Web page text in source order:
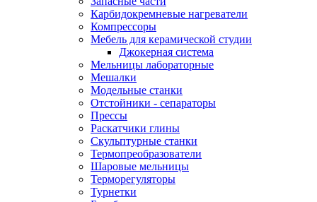
Карбидокремневые нагреватели
Компрессоры
Мебель для керамической студии
Джокерная система
Мельницы лабораторные
Мешалки
Модельные станки
Отстойники - сепараторы
Прессы
Раскатчики глины
Скульптурные станки
Термопреобразователи
Шаровые мельницы
Терморегуляторы
Турнетки